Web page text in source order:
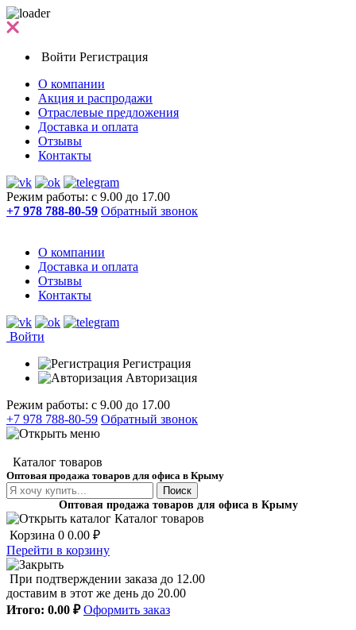
Войти Регистрация
О компании
Акция и распродажи
Отраслевые предложения
Доставка и оплата
Отзывы
Контакты
Режим работы: с 9.00 до 17.00
+7 978 788-80-59 Обратный звонок
О компании
Доставка и оплата
Отзывы
Контакты
Войти
Регистрация
Авторизация
Режим работы: с 9.00 до 17.00
+7 978 788-80-59 Обратный звонок
Каталог товаров
Оптовая продажа товаров для офиса в Крыму
Поиск
Оптовая продажа товаров для офиса в Крыму
Каталог товаров
Корзина 0 0.00 ₽
Перейти в корзину
При подтверждении заказа до 12.00
доставим в этот же день до 20.00
Итого: 0.00 ₽ Оформить заказ